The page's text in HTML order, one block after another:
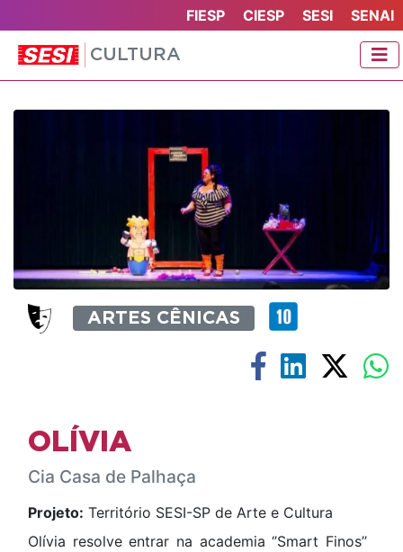
FIESP CIESP SESI SENAI
CULTURA
ARTES CÊNICAS
OLÍVIA
Cia Casa de Palhaça
Projeto: Território SESI-SP de Arte e Cultura
Olívia resolve entrar na academia ‘’Smart Finos’’